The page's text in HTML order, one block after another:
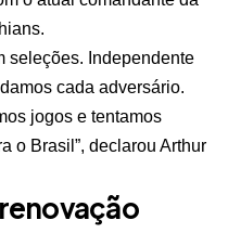
seleções. Independente
cada adversário.
jogos e tentamos
o Brasil”, declarou Arthur